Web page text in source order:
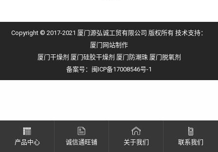
Copyright © 2017-2021 厦门源弘诚工贸有限公司 版权所有 技术支持：
厦门网站制作
厦门干燥剂 厦门硅胶干燥剂 厦门防潮珠 厦门脱氧剂
备案号： 闽ICP备17008546号-1
产品中心 诚信通旺铺 关于我们 联系我们